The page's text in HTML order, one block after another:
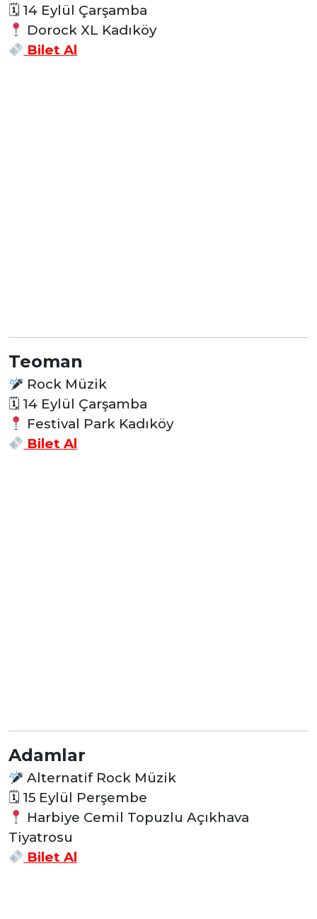
🗓 14 Eylül Çarşamba
Dorock XL Kadıköy
Bilet Al
Teoman
Rock Müzik
🗓 14 Eylül Çarşamba
Festival Park Kadıköy
Bilet Al
Adamlar
Alternatif Rock Müzik
🗓 15 Eylül Perşembe
Harbiye Cemil Topuzlu Açıkhava
Tiyatrosu
Bilet Al